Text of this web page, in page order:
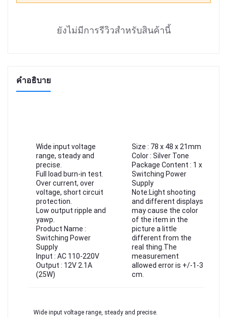
ยังไม่มีการรีวิวสำหรับสินค้านี้
คำอธิบาย
Wide input voltage
range, steady and
precise.
Full load burn-in test.
Over current, over
voltage, short circuit
protection.
Low output ripple and
yawp.
Product Name :
Switching Power
Supply
Input : AC 110-220V
Output : 12V 2.1A
(25W)
Size : 78 x 48 x 21mm
Color : Silver Tone
Package Content : 1 x
Switching Power
Supply
Note:Light shooting
and different displays
may cause the color
of the item in the
picture a little
different from the
real thing.The
measurement
allowed error is +/-1-3
cm.
Wide input voltage range, steady and precise.